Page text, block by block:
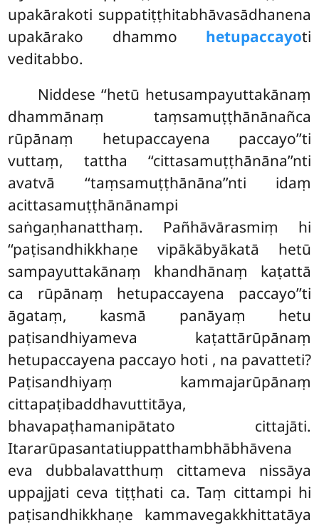
upakārakoti suppatiṭṭhitabhāvasādhanena
upakārako dhammo hetupaccayoti
veditabbo.
Niddese ‘‘hetū hetusampayuttakānaṃ
dhammānaṃ taṃsamuṭṭhānānañca
rūpānaṃ hetupaccayena paccayo’’ti
vuttaṃ, tattha ‘‘cittasamuṭṭhānāna’’nti
avatvā ‘‘taṃsamuṭṭhānāna’’nti idaṃ
acittasamuṭṭhānānampi
saṅgaṇhanatthaṃ. Pañhāvārasmiṃ hi
‘‘paṭisandhikkhaṇe vipākābyākatā hetū
sampayuttakānaṃ khandhānaṃ kaṭattā
ca rūpānaṃ hetupaccayena paccayo’’ti
āgataṃ, kasmā panāyaṃ hetu
paṭisandhiyameva kaṭattārūpānaṃ
hetupaccayena paccayo hoti , na pavatteti?
Paṭisandhiyaṃ kammajarūpānaṃ
cittapaṭibaddhavuttitāya,
bhavapaṭhamanipātato cittajāti.
Itararūpasantatiuppatthambhābhāvena
eva dubbalavatthuṃ cittameva nissāya
uppajjati ceva tiṭṭhati ca. Taṃ cittampi hi
paṭisandhikkhaṇe kammavegakkhittatāya